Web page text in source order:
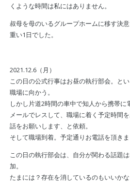
くような時間は私にはありません。
叔母を母のいるグループホームに移す決意
重い1日でした。
2021.12.6（月）
この日の公式行事はお昼の執行部会。と
職場に向かう。
しかし片道2時間の車中で知人から携帯に
メールでレスして、職場に着く予定時間
話をお願いします、と依頼。
そして職場到着。予定通りお電話を頂きま
この日の執行部会は、自分が関わる話題
加。
たまには？存在を消しているのもいいかな